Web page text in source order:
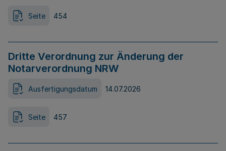
Seite 454
Dritte Verordnung zur Änderung der
Notarverordnung NRW
Ausfertigungsdatum 14.07.2026
Seite 457